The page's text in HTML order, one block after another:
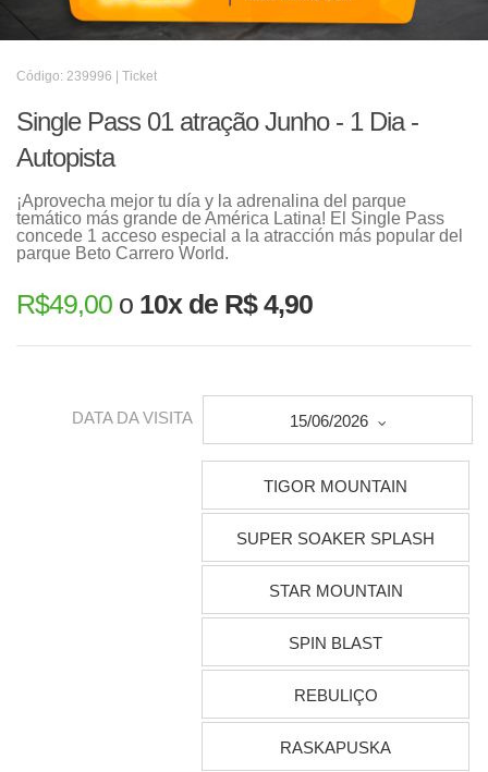
Código: 239996 | Ticket
Single Pass 01 atração Junho - 1 Dia -
Autopista
¡Aprovecha mejor tu día y la adrenalina del parque
temático más grande de América Latina! El Single Pass
concede 1 acceso especial a la atracción más popular del
parque Beto Carrero World.
R$49,00 o 10x de R$ 4,90
DATA DA VISITA 15/06/2026
TIGOR MOUNTAIN
SUPER SOAKER SPLASH
STAR MOUNTAIN
SPIN BLAST
REBULIÇO
RASKAPUSKA